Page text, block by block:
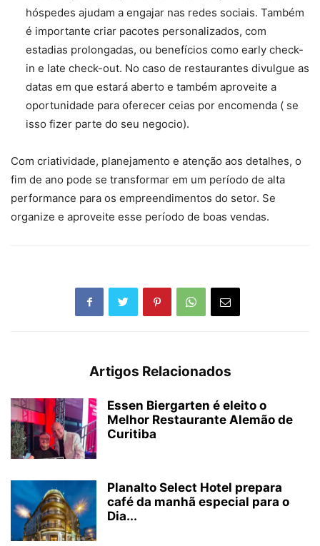
hóspedes ajudam a engajar nas redes sociais. Também
é importante criar pacotes personalizados, com
estadias prolongadas, ou benefícios como early check-
in e late check-out. No caso de restaurantes divulgue as
datas em que estará aberto e também aproveite a
oportunidade para oferecer ceias por encomenda ( se
isso fizer parte do seu negocio).
Com criatividade, planejamento e atenção aos detalhes, o
fim de ano pode se transformar em um período de alta
performance para os empreendimentos do setor. Se
organize e aproveite esse período de boas vendas.
Artigos Relacionados
Essen Biergarten é eleito o
Melhor Restaurante Alemão de
Curitiba
Planalto Select Hotel prepara
café da manhã especial para o
Dia...